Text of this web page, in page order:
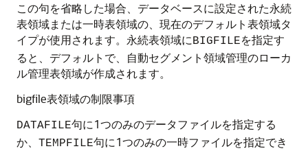
この句を省略した場合、データベースに設定された永続
表領域または一時表領域の、現在のデフォルト表領域タ
イプが使用されます。永続表領域にBIGFILEを指定す
ると、デフォルトで、自動セグメント領域管理のローカ
ル管理表領域が作成されます。
bigfile表領域の制限事項
DATAFILE句に1つのみのデータファイルを指定する
か、 TEMPFILE句に1つのみの一時ファイルを指定でき